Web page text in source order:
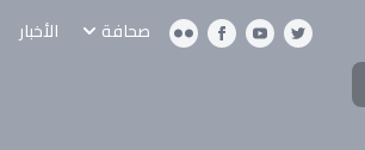
صحافة الأخبار